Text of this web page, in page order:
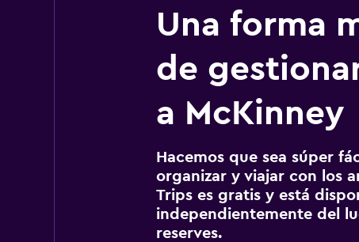
Una forma
de
a McKinney
Hacemos que sea súper
organizar y viajar con los
Trips es gratis y está
independientemente del
reserves.